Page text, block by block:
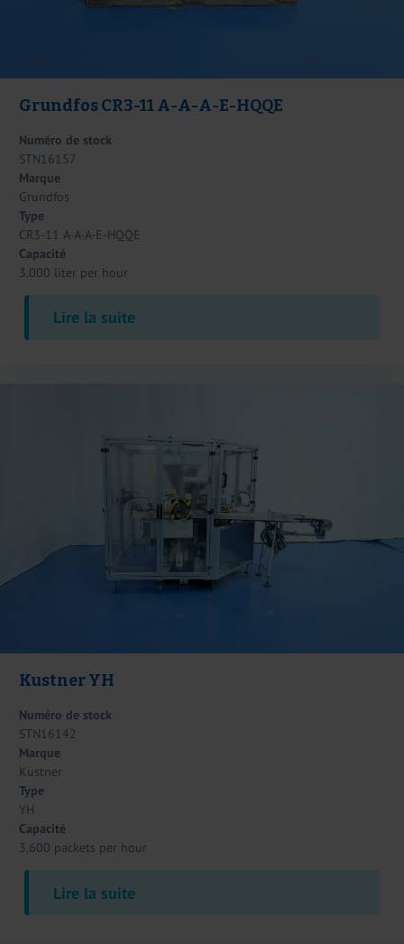
Grundfos CR3-11 A-A-A-E-HQQE
Numéro de stock
STN16157
Marque
Grundfos
Type
CR3-11 A-A-A-E-HQQE
Capacité
3.000 liter per hour
Lire la suite
Kustner YH
Numéro de stock
STN16142
Marque
Kustner
Type
YH
Capacité
3.600 packets per hour
Lire la suite